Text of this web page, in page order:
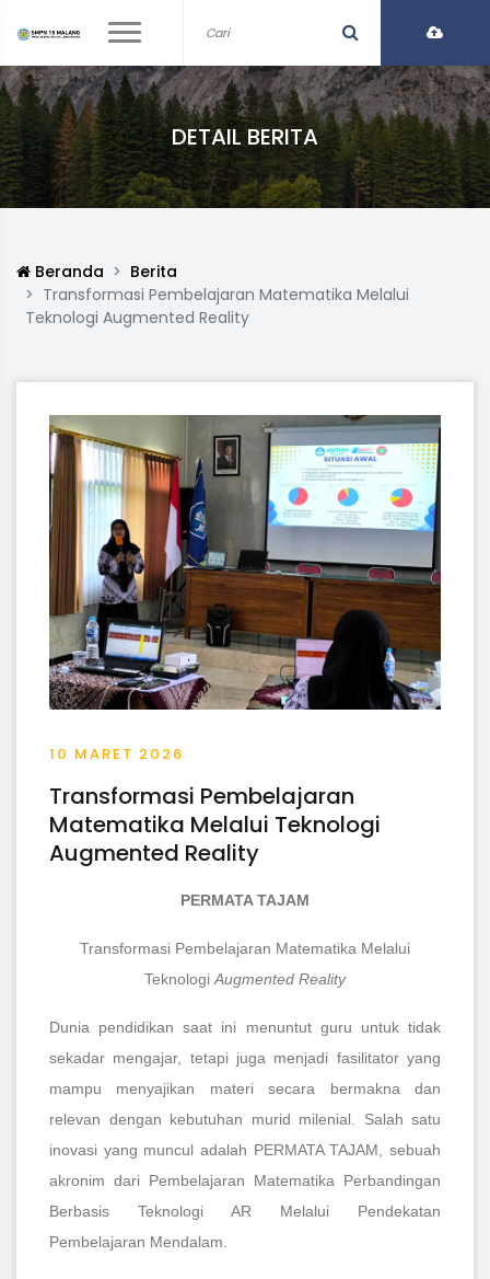
DETAIL BERITA
Beranda
Berita
Transformasi Pembelajaran Matematika Melalui
Teknologi Augmented Reality
10 MARET 2026
Transformasi Pembelajaran
Matematika Melalui Teknologi
Augmented Reality
PERMATA TAJAM
Transformasi Pembelajaran Matematika Melalui
Teknologi Augmented Reality
Dunia pendidikan saat ini menuntut guru untuk tidak
sekadar mengajar, tetapi juga menjadi fasilitator yang
mampu menyajikan materi secara bermakna dan
relevan dengan kebutuhan murid milenial. Salah satu
inovasi yang muncul adalah PERMATA TAJAM, sebuah
akronim dari Pembelajaran Matematika Perbandingan
Berbasis Teknologi AR Melalui Pendekatan
Pembelajaran Mendalam.